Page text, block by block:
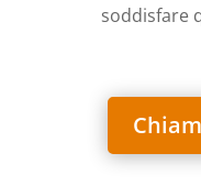
soddisfare